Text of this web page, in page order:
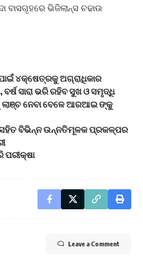
ବାସଗୃହରେ ଭିଜିଲାନ୍ସ ଚଢାଉ
୪କ୍ଷେତ୍ରକୁ ଅଗ୍ରାଧିକାର
ସାରା ଭରି ରହିବ ସୁଖ ଓ ସମୃଦ୍ଧି
ଲାଞ୍ଚ ନେବା ବେଳେ ଆରଆଇ ଙ୍କୁ
ସହିତ ବିଭିନ୍ନ ଉନ୍ନତିମୂଳକ ପ୍ରକଳ୍ପର
ପରୀକ୍ଷା
Leave a Comment